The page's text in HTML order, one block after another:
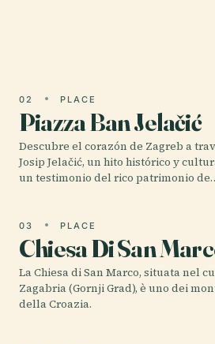
02 PLACE
Piazza Ban Jelačić
Descubre el corazón de Zagreb a
Josip Jelačić, un hito histórico y
un testimonio del rico patrimonio
03 PLACE
Chiesa Di San
La Chiesa di San Marco, situata nel
Zagabria (Gornji Grad), è uno dei
della Croazia.